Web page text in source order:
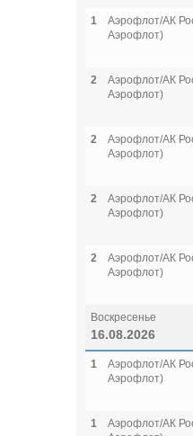
1
Аэрофлот/АК
Аэрофлот)
2
Аэрофлот/АК
Аэрофлот)
2
Аэрофлот/АК
Аэрофлот)
2
Аэрофлот/АК
Аэрофлот)
2
Аэрофлот/АК
Аэрофлот)
Воскресенье
16.08.2026
1
Аэрофлот/АК
Аэрофлот)
1
Аэрофлот/АК